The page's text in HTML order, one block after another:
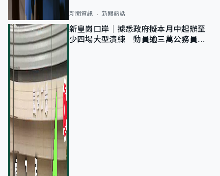
新聞資訊 新聞熱話
新皇崗口岸｜據悉政府擬本月中起辦至
少四場大型演練 動員逾三萬公務員人